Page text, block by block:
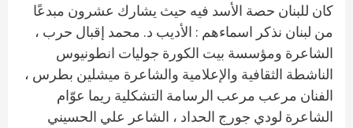
كان للبنان حصة الأسد فيه حيث يشارك عشرون مبدعًا
من لبنان نذكر اسماءهم : الأديب د. محمد إقبال حرب ،
الشاعرة ومؤسسة بيت الكورة جوليات انطونيوس
الناشطة الثقافية والإعلامية والشاعرة ميشلين بطرس ،
الفنان مرعب مرعب الرسامة التشكلية ريما عوّام
الشاعرة لودي جورج الحداد ، الشاعر علي الحسيني